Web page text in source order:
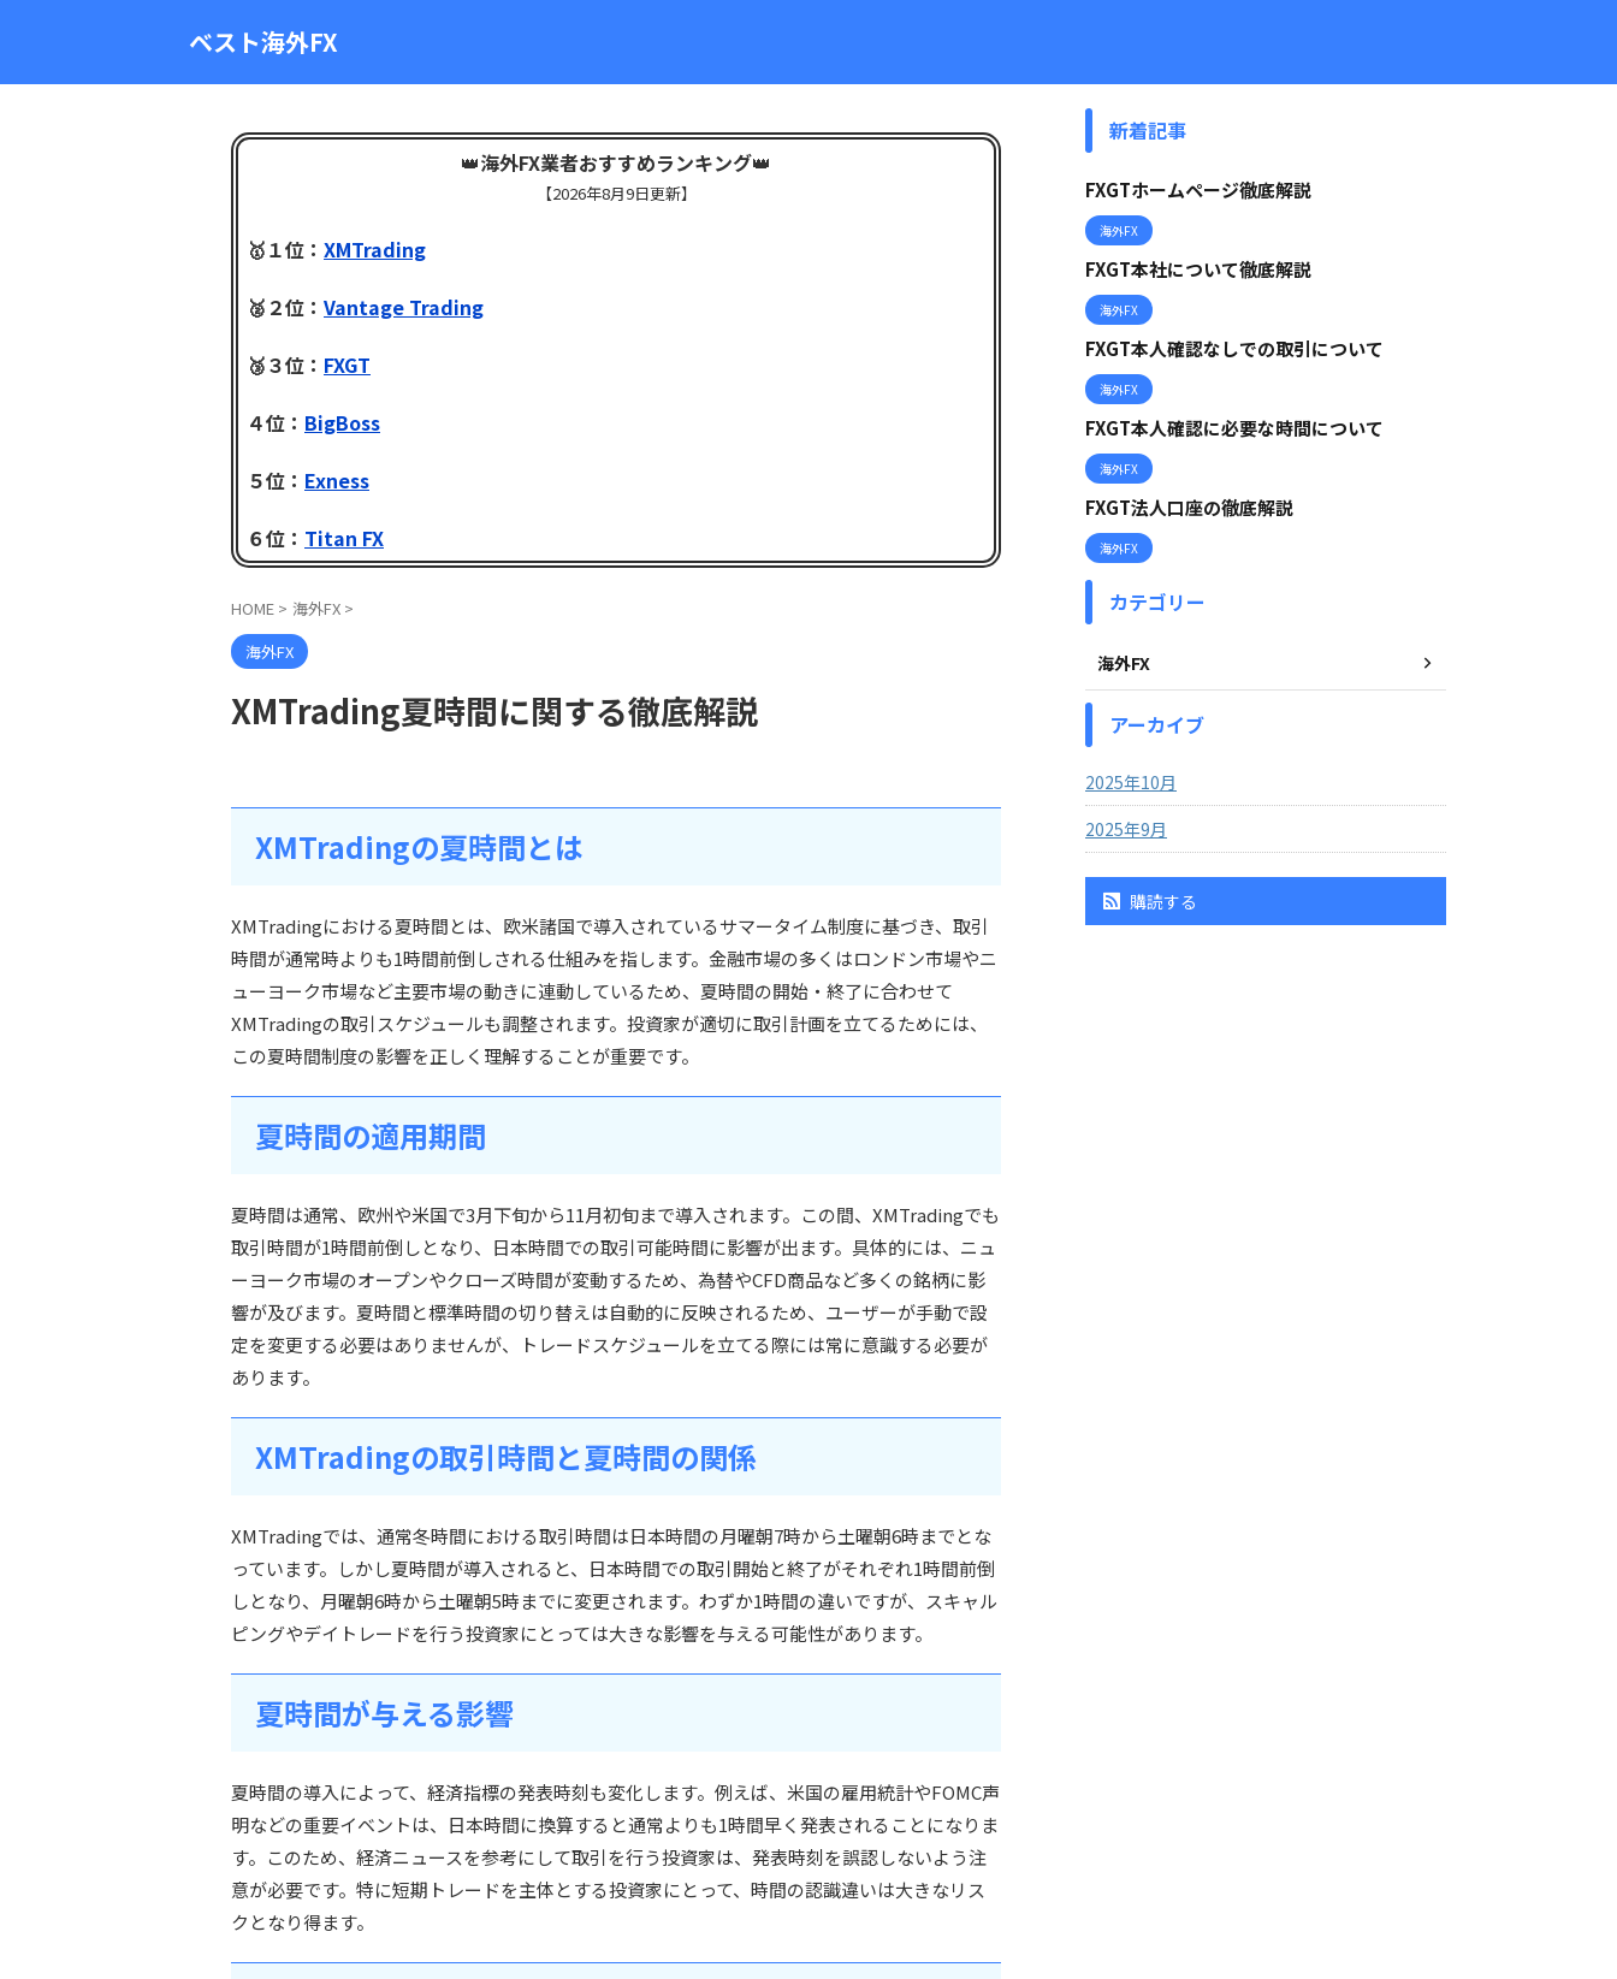
ベスト海外FX
👑海外FX業者おすすめランキング👑
【2026年8月9日更新】
🥇１位： XMTrading
🥈２位： Vantage Trading
🥉３位： FXGT
４位： BigBoss
５位： Exness
６位： Titan FX
HOME > 海外FX >
海外FX
XMTrading夏時間に関する徹底解説
XMTradingの夏時間とは
XMTradingにおける夏時間とは、欧米諸国で導入されているサマータイム制度に基づき、取引
時間が通常時よりも1時間前倒しされる仕組みを指します。金融市場の多くはロンドン市場やニ
ューヨーク市場など主要市場の動きに連動しているため、夏時間の開始・終了に合わせて
XMTradingの取引スケジュールも調整されます。投資家が適切に取引計画を立てるためには、
この夏時間制度の影響を正しく理解することが重要です。
夏時間の適用期間
夏時間は通常、欧州や米国で3月下旬から11月初旬まで導入されます。この間、XMTradingでも
取引時間が1時間前倒しとなり、日本時間での取引可能時間に影響が出ます。具体的には、ニュ
ーヨーク市場のオープンやクローズ時間が変動するため、為替やCFD商品など多くの銘柄に影
響が及びます。夏時間と標準時間の切り替えは自動的に反映されるため、ユーザーが手動で設
定を変更する必要はありませんが、トレードスケジュールを立てる際には常に意識する必要が
あります。
XMTradingの取引時間と夏時間の関係
XMTradingでは、通常冬時間における取引時間は日本時間の月曜朝7時から土曜朝6時までとな
っています。しかし夏時間が導入されると、日本時間での取引開始と終了がそれぞれ1時間前倒
しとなり、月曜朝6時から土曜朝5時までに変更されます。わずか1時間の違いですが、スキャル
ピングやデイトレードを行う投資家にとっては大きな影響を与える可能性があります。
夏時間が与える影響
夏時間の導入によって、経済指標の発表時刻も変化します。例えば、米国の雇用統計やFOMC声
明などの重要イベントは、日本時間に換算すると通常よりも1時間早く発表されることになりま
す。このため、経済ニュースを参考にして取引を行う投資家は、発表時刻を誤認しないよう注
意が必要です。特に短期トレードを主体とする投資家にとって、時間の認識違いは大きなリス
クとなり得ます。
新着記事
FXGTホームページ徹底解説
海外FX
FXGT本社について徹底解説
海外FX
FXGT本人確認なしでの取引について
海外FX
FXGT本人確認に必要な時間について
海外FX
FXGT法人口座の徹底解説
海外FX
カテゴリー
海外FX
アーカイブ
2025年10月
2025年9月
購読する